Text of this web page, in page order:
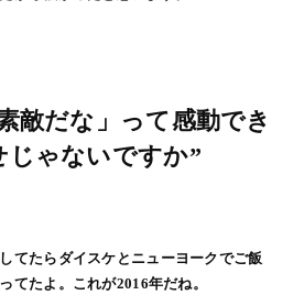
敵だな」って感動でき
じゃないですか”
てたらダイスケとニューヨークでご飯
てたよ。これが2016年だね。